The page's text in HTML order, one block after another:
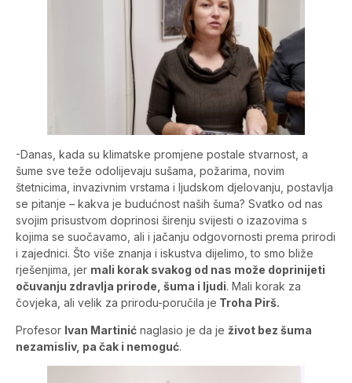
-Danas, kada su klimatske promjene postale stvarnost, a
šume sve teže odolijevaju sušama, požarima, novim
štetnicima, invazivnim vrstama i ljudskom djelovanju, postavlja
se pitanje – kakva je budućnost naših šuma? Svatko od nas
svojim prisustvom doprinosi širenju svijesti o izazovima s
kojima se suočavamo, ali i jačanju odgovornosti prema prirodi
i zajednici. Što više znanja i iskustva dijelimo, to smo bliže
rješenjima, jer mali korak svakog od nas može doprinijeti
očuvanju zdravlja prirode, šuma i ljudi. Mali korak za
čovjeka, ali velik za prirodu-poručila je Troha Pirš.
Profesor Ivan Martinić naglasio je da je život bez šuma
nezamisliv, pa čak i nemoguć.